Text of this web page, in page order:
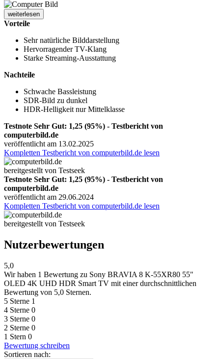
weiterlesen
Vorteile
Sehr natürliche Bilddarstellung
Hervorragender TV-Klang
Starke Streaming-Ausstattung
Nachteile
Schwache Bassleistung
SDR-Bild zu dunkel
HDR-Helligkeit nur Mittelklasse
Testnote Sehr Gut: 1,25 (95%) - Testbericht von
computerbild.de
veröffentlicht am 13.02.2025
Kompletten Testbericht von computerbild.de lesen
bereitgestellt von Testseek
Testnote Sehr Gut: 1,25 (95%) - Testbericht von
computerbild.de
veröffentlicht am 29.06.2024
Kompletten Testbericht von computerbild.de lesen
bereitgestellt von Testseek
Nutzerbewertungen
5,0
Wir haben 1 Bewertung zu Sony BRAVIA 8 K-55XR80 55"
OLED 4K UHD HDR Smart TV mit einer durchschnittlichen
Bewertung von 5,0 Sternen.
5 Sterne 1
4 Sterne 0
3 Sterne 0
2 Sterne 0
1 Stern 0
Bewertung schreiben
Sortieren nach: